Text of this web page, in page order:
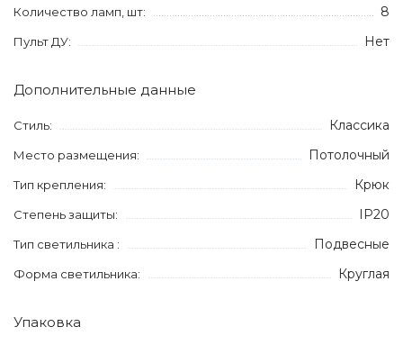
Количество ламп, шт: 8
Пульт ДУ: Нет
Дополнительные данные
Стиль: Классика
Место размещения: Потолочный
Тип крепления: Крюк
Степень защиты: IP20
Тип светильника : Подвесные
Форма светильника: Круглая
Упаковка